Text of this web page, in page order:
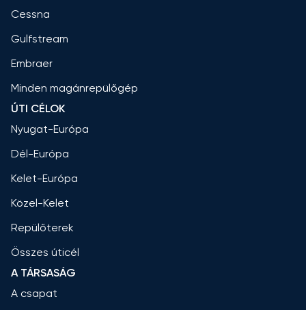
Cessna
Gulfstream
Embraer
Minden magánrepülőgép
ÚTI CÉLOK
Nyugat-Európa
Dél-Európa
Kelet-Európa
Közel-Kelet
Repülőterek
Összes úticél
A TÁRSASÁG
A csapat